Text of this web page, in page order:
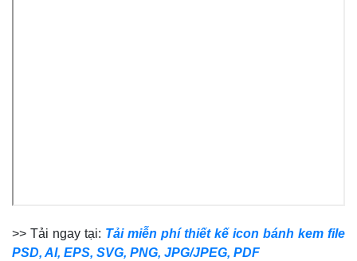
>> Tải ngay tại: Tải miễn phí thiết kế icon bánh kem file
PSD, AI, EPS, SVG, PNG, JPG/JPEG, PDF